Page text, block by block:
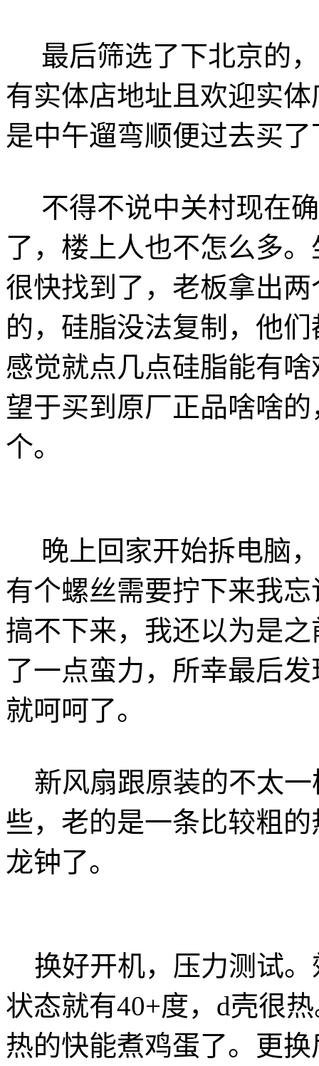
最后筛选了下北京的
有实体店地址且欢迎实
是中午遛弯顺便过去买了
不得不说中关村现在确
了，楼上人也不怎么多
很快找到了，老板拿出
的，硅脂没法复制，他
感觉就点几点硅脂能有
望于买到原厂正品啥啥
个。
晚上回家开始拆电脑，
有个螺丝需要拧下来我
搞不下来，我还以为是
了一点蛮力，所幸最后
就呵呵了。
新风扇跟原装的不太一
些，老的是一条比较粗
龙钟了。
换好开机，压力测试。
状态就有40+度，d壳很
热的快能煮鸡蛋了。更